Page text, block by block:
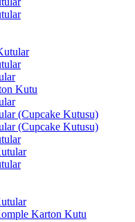
Kutu
(Cupcake Kutusu)
(Cupcake Kutusu)
Karton Kutu